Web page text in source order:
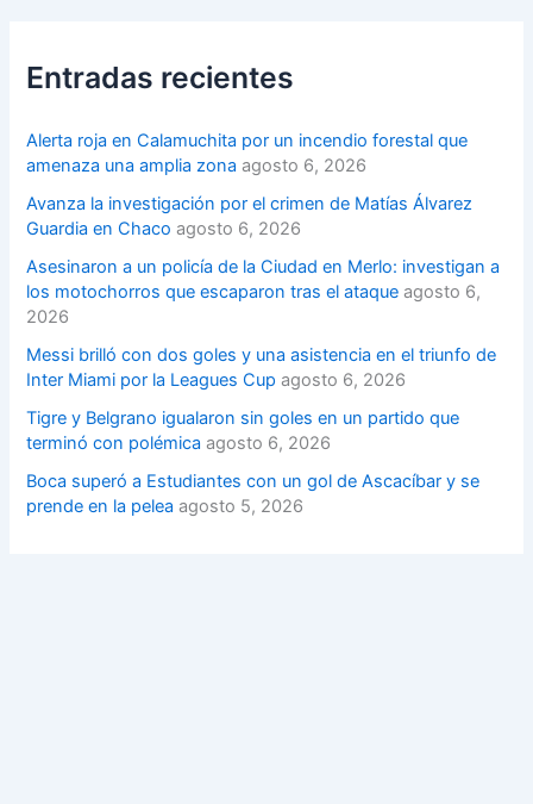
Entradas recientes
Alerta roja en Calamuchita por un incendio forestal que
amenaza una amplia zona agosto 6, 2026
Avanza la investigación por el crimen de Matías Álvarez
Guardia en Chaco agosto 6, 2026
Asesinaron a un policía de la Ciudad en Merlo: investigan a
los motochorros que escaparon tras el ataque agosto 6,
2026
Messi brilló con dos goles y una asistencia en el triunfo de
Inter Miami por la Leagues Cup agosto 6, 2026
Tigre y Belgrano igualaron sin goles en un partido que
terminó con polémica agosto 6, 2026
Boca superó a Estudiantes con un gol de Ascacíbar y se
prende en la pelea agosto 5, 2026